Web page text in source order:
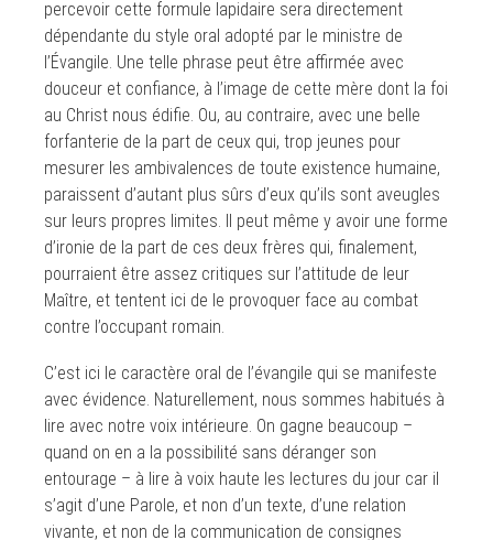
percevoir cette formule lapidaire sera directement
dépendante du style oral adopté par le ministre de
l’Évangile. Une telle phrase peut être affirmée avec
douceur et confiance, à l’image de cette mère dont la foi
au Christ nous édifie. Ou, au contraire, avec une belle
forfanterie de la part de ceux qui, trop jeunes pour
mesurer les ambivalences de toute existence humaine,
paraissent d’autant plus sûrs d’eux qu’ils sont aveugles
sur leurs propres limites. Il peut même y avoir une forme
d’ironie de la part de ces deux frères qui, finalement,
pourraient être assez critiques sur l’attitude de leur
Maître, et tentent ici de le provoquer face au combat
contre l’occupant romain.
C’est ici le caractère oral de l’évangile qui se manifeste
avec évidence. Naturellement, nous sommes habitués à
lire avec notre voix intérieure. On gagne beaucoup –
quand on en a la possibilité sans déranger son
entourage – à lire à voix haute les lectures du jour car il
s’agit d’une Parole, et non d’un texte, d’une relation
vivante, et non de la communication de consignes